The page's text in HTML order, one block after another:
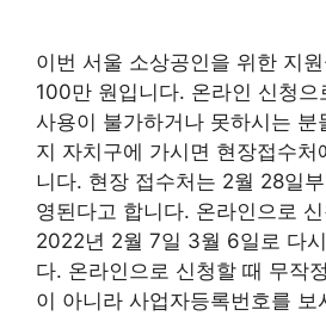
이번 서울 소상공인을 위한 지
100만 원입니다. 온라인 신청으
사용이 불가하거나 못하시는 분
지 자치구에 가시면 현장접수
니다. 현장 접수처는 2월 28일
영된다고 합니다. 온라인으로
2022년 2월 7일 3월 6일로 다
다. 온라인으로 신청할 때 무작
이 아니라 사업자등록번호를